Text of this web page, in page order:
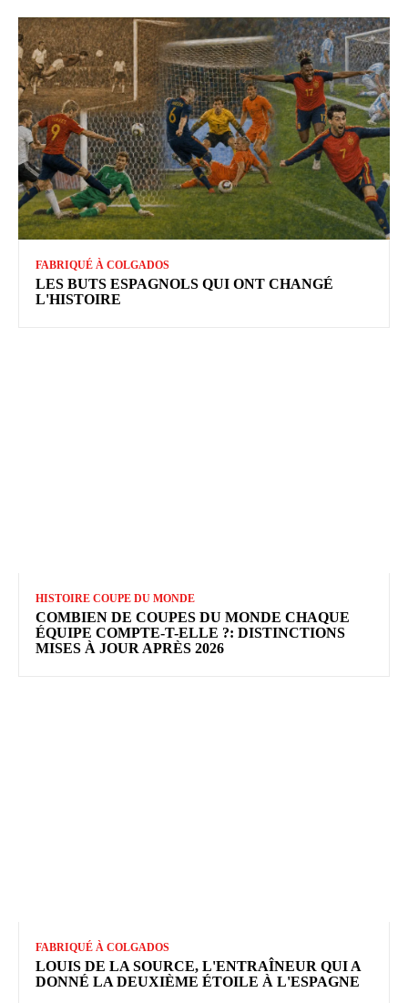
FABRIQUÉ À COLGADOS
LES BUTS ESPAGNOLS QUI ONT CHANGÉ
L'HISTOIRE
HISTOIRE COUPE DU MONDE
COMBIEN DE COUPES DU MONDE CHAQUE
ÉQUIPE COMPTE-T-ELLE ?: DISTINCTIONS
MISES À JOUR APRÈS 2026
FABRIQUÉ À COLGADOS
LOUIS DE LA SOURCE, L'ENTRAÎNEUR QUI A
DONNÉ LA DEUXIÈME ÉTOILE À L'ESPAGNE